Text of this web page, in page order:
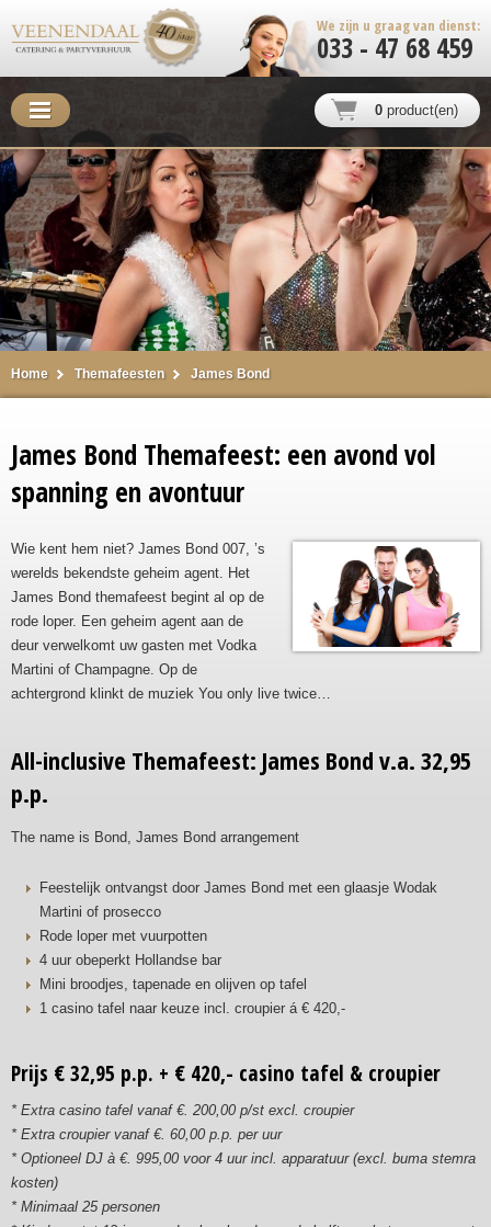
We zijn u graag van dienst:
033 - 47 68 459
0 product(en)
Home Themafeesten James Bond
James Bond Themafeest: een avond vol
spanning en avontuur
Wie kent hem niet? James Bond 007, ’s
werelds bekendste geheim agent. Het
James Bond themafeest begint al op de
rode loper. Een geheim agent aan de
deur verwelkomt uw gasten met Vodka
Martini of Champagne. Op de
achtergrond klinkt de muziek You only live twice…
All-inclusive Themafeest: James Bond v.a. 32,95
p.p.
The name is Bond, James Bond arrangement
Feestelijk ontvangst door James Bond met een glaasje Wodak
Martini of prosecco
Rode loper met vuurpotten
4 uur obeperkt Hollandse bar
Mini broodjes, tapenade en olijven op tafel
1 casino tafel naar keuze incl. croupier á € 420,-
Prijs € 32,95 p.p. + € 420,- casino tafel & croupier
* Extra casino tafel vanaf €. 200,00 p/st excl. croupier
* Extra croupier vanaf €. 60,00 p.p. per uur
* Optioneel DJ à €. 995,00 voor 4 uur incl. apparatuur (excl. buma stemra
kosten)
* Minimaal 25 personen